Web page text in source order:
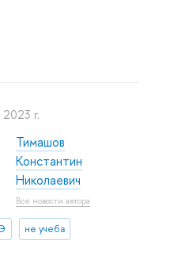
г.
Тимашов
Константин
Николаевич
Все новости автора
не учеба